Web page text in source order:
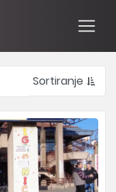
Sortiranje